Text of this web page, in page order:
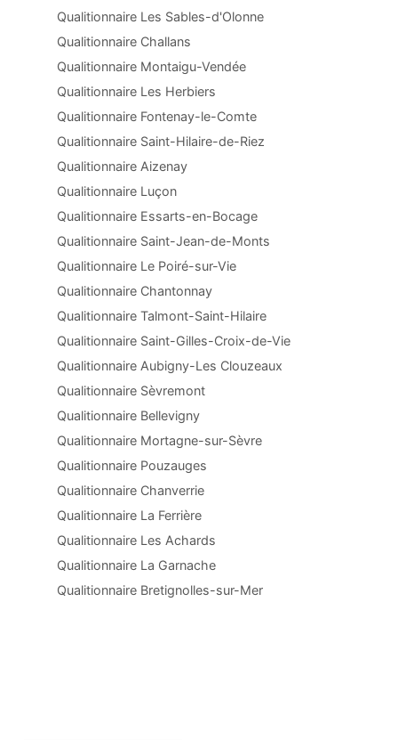
Qualitionnaire Les Sables-d'Olonne
Qualitionnaire Challans
Qualitionnaire Montaigu-Vendée
Qualitionnaire Les Herbiers
Qualitionnaire Fontenay-le-Comte
Qualitionnaire Saint-Hilaire-de-Riez
Qualitionnaire Aizenay
Qualitionnaire Luçon
Qualitionnaire Essarts-en-Bocage
Qualitionnaire Saint-Jean-de-Monts
Qualitionnaire Le Poiré-sur-Vie
Qualitionnaire Chantonnay
Qualitionnaire Talmont-Saint-Hilaire
Qualitionnaire Saint-Gilles-Croix-de-Vie
Qualitionnaire Aubigny-Les Clouzeaux
Qualitionnaire Sèvremont
Qualitionnaire Bellevigny
Qualitionnaire Mortagne-sur-Sèvre
Qualitionnaire Pouzauges
Qualitionnaire Chanverrie
Qualitionnaire La Ferrière
Qualitionnaire Les Achards
Qualitionnaire La Garnache
Qualitionnaire Bretignolles-sur-Mer